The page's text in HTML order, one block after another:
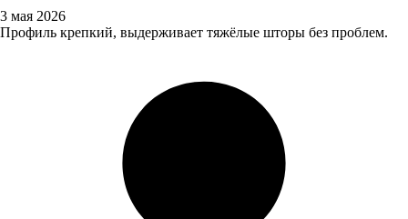
3 мая 2026
Профиль крепкий, выдерживает тяжёлые шторы без проблем.